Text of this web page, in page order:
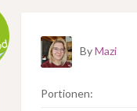
ByMazi
Portionen: